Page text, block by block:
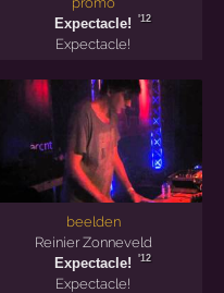
Expectacle!
'12
Expectacle!
beelden
Reinier Zonneveld
Expectacle!
'12
Expectacle!